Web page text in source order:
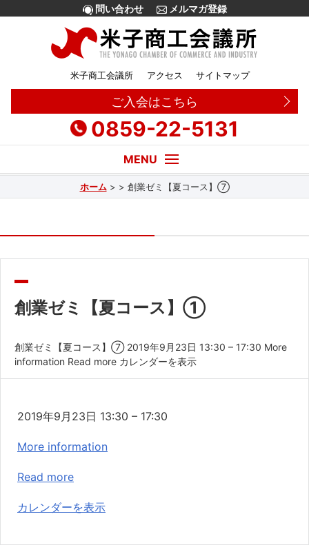
問い合わせ メルマガ登録
米子商工会議所 アクセス サイトマップ
ご入会はこちら
0859-22-5131
経営・創業相談
販路拡大
共済・福利厚生
検定試験
ホーム > > 創業ゼミ【夏コース】⑦
創業ゼミ【夏コース】①
創業ゼミ【夏コース】⑦ 2019年9月23日 13:30 – 17:30 More
information Read more カレンダーを表示
創
ゼ
ミ
コ
2019年9月23日 13:30 – 17:30
More information
Read more
カレンダーを表示